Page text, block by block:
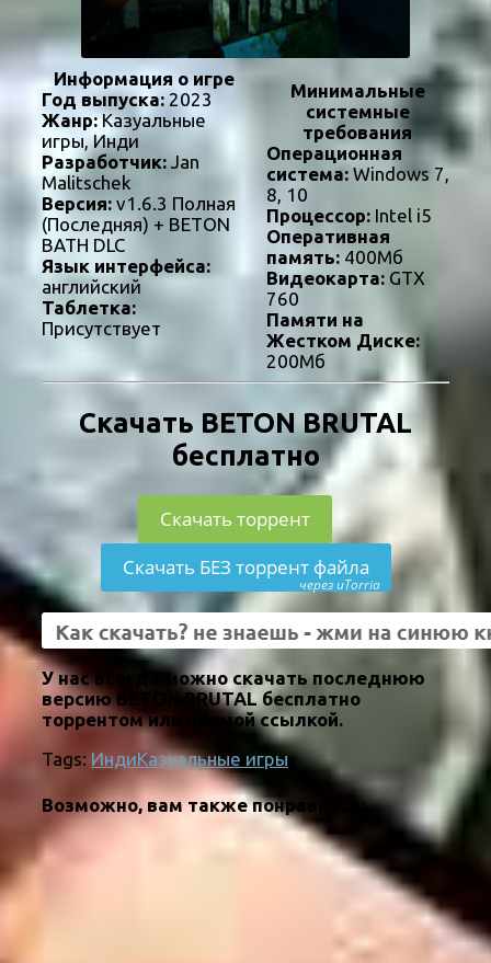
Информация о игре
Год выпуска: 2023
Жанр:Казуальные
игры, Инди
Разработчик:Jan
Malitschek
Версия: v1.6.3 Полная
(Последняя) + BETON
BATH DLC
Язык интерфейса:
английский
Таблетка:
Присутствует
Минимальные
системные
требования
Операционная
система:Windows 7,
8, 10
Процессор:Intel i5
Оперативная
память:400Мб
Видеокарта:GTX
760
Памяти на
Жестком Диске:
200Мб
Скачать BETON BRUTAL
бесплатно
Скачать торрент
Скачать БЕЗ торрент файла
через uTorria
У нас всегда можно скачать последнюю
версию BETON BRUTAL бесплатно
торрентом или прямой ссылкой.
Tags: ИндиКазуальные игры
Возможно, вам также понравится: